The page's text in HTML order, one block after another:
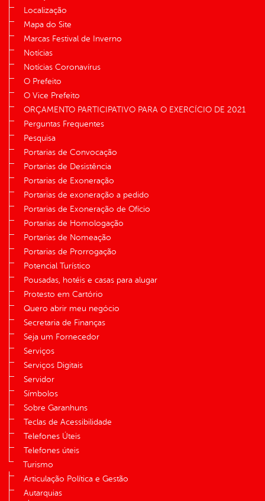
Localização
Mapa do Site
Marcas Festival de Inverno
Notícias
Notícias Coronavírus
O Prefeito
O Vice Prefeito
ORÇAMENTO PARTICIPATIVO PARA O EXERCÍCIO DE 2021
Perguntas Frequentes
Pesquisa
Portarias de Convocação
Portarias de Desistência
Portarias de Exoneração
Portarias de exoneração a pedido
Portarias de Exoneração de Ofício
Portarias de Homologação
Portarias de Nomeação
Portarias de Prorrogação
Potencial Turístico
Pousadas, hotéis e casas para alugar
Protesto em Cartório
Quero abrir meu negócio
Secretaria de Finanças
Seja um Fornecedor
Serviços
Serviços Digitais
Servidor
Símbolos
Sobre Garanhuns
Teclas de Acessibilidade
Telefones Úteis
Telefones úteis
Turismo
Articulação Política e Gestão
Autarquias